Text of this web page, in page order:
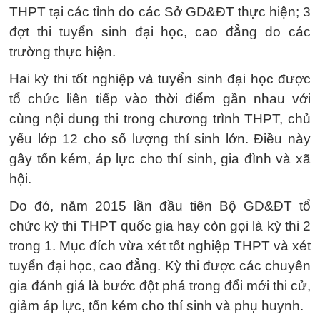
THPT tại các tỉnh do các Sở GD&ĐT thực hiện; 3
đợt thi tuyển sinh đại học, cao đẳng do các
trường thực hiện.
Hai kỳ thi tốt nghiệp và tuyển sinh đại học được
tổ chức liên tiếp vào thời điểm gần nhau với
cùng nội dung thi trong chương trình THPT, chủ
yếu lớp 12 cho số lượng thí sinh lớn. Điều này
gây tốn kém, áp lực cho thí sinh, gia đình và xã
hội.
Do đó, năm 2015 lần đầu tiên Bộ GD&ĐT tổ
chức kỳ thi THPT quốc gia hay còn gọi là kỳ thi 2
trong 1. Mục đích vừa xét tốt nghiệp THPT và xét
tuyển đại học, cao đẳng. Kỳ thi được các chuyên
gia đánh giá là bước đột phá trong đổi mới thi cử,
giảm áp lực, tốn kém cho thí sinh và phụ huynh.